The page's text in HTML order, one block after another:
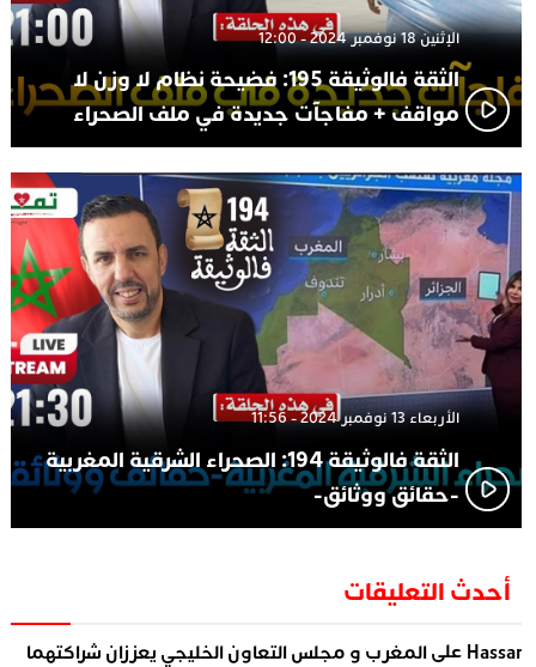
الإثنين 18 نوفمبر 2024 - 12:00
الثقة فالوثيقة 195: فضيحة نظام لا وزن لا
مواقف + مفاجآت جديدة في ملف الصحراء
الأربعاء 13 نوفمبر 2024 - 11:56
الثقة فالوثيقة 194: الصحراء الشرقية المغربية
-حقائق ووثائق-
أحدث التعليقات
علىالمغرب و مجلس التعاون الخليجي يعززان شراكتهما